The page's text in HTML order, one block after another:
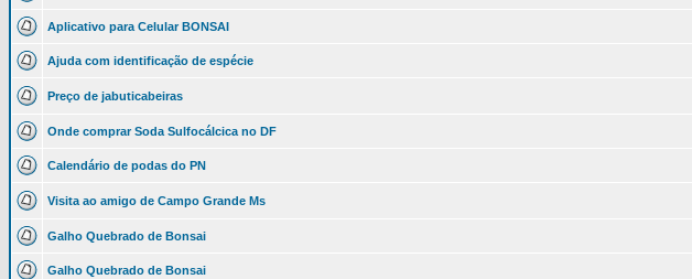
Aplicativo para Celular BONSAI
Ajuda com identificação de espécie
Preço de jabuticabeiras
Onde comprar Soda Sulfocálcica no DF
Calendário de podas do PN
Visita ao amigo de Campo Grande Ms
Galho Quebrado de Bonsai
Galho Quebrado de Bonsai